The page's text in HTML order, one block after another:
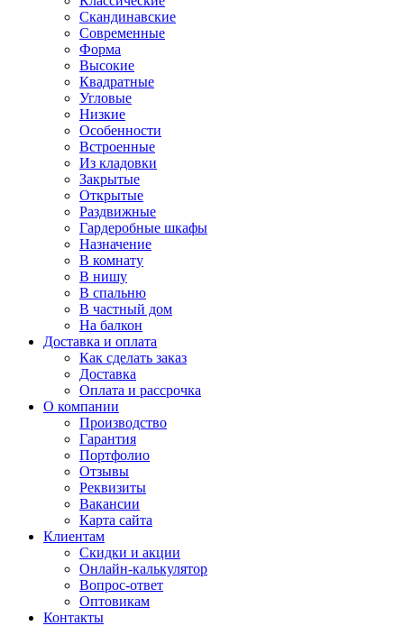
Скандинавские
Современные
Форма
Высокие
Квадратные
Угловые
Низкие
Особенности
Встроенные
Из кладовки
Закрытые
Открытые
Раздвижные
Гардеробные шкафы
Назначение
В комнату
В нишу
В спальню
В частный дом
На балкон
Доставка и оплата
Как сделать заказ
Доставка
Оплата и рассрочка
О компании
Производство
Гарантия
Портфолио
Отзывы
Реквизиты
Вакансии
Карта сайта
Клиентам
Скидки и акции
Онлайн-калькулятор
Вопрос-ответ
Оптовикам
Контакты